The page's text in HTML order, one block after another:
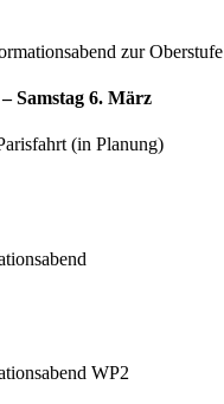
zur Oberstufe
Samstag 6. März
(in Planung)
WP2